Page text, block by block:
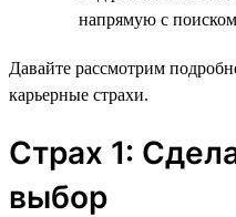
напрямую с
Давайте рассмотрим
карьерные страхи.
Страх 1:
выбор